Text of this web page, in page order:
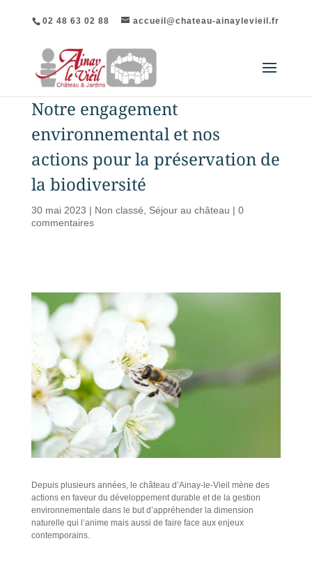
02 48 63 02 88 accueil@chateau-ainaylevieil.fr
Notre engagement
environnemental et nos
actions pour la préservation de
la biodiversité
30 mai 2023 | Non classé Séjour au château | 0
commentaires
Depuis plusieurs années, le château d’Ainay-le-Vieil mène des
actions en faveur du développement durable et de la gestion
environnementale dans le but d’appréhender la dimension
naturelle qui l’anime mais aussi de faire face aux enjeux
contemporains.